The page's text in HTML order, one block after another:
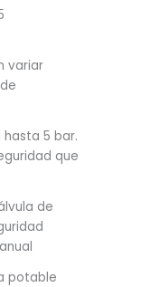
variar
5 bar.
que
de
potable